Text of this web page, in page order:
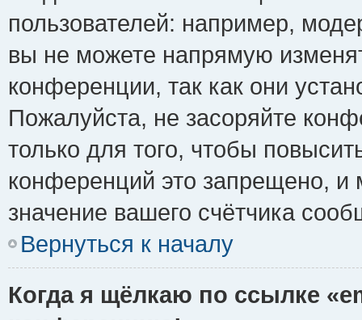
пользователей: например,
вы не можете напрямую
конференции, так как они
Пожалуйста, не засоряйте
только для того, чтобы
конференций это запрещено, и
значение вашего счётчика
Вернуться к началу
Когда я щёлкаю по ссылке